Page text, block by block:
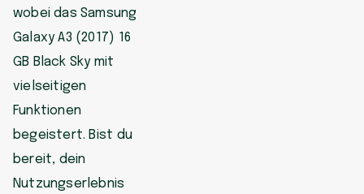
wobei das Samsung
Galaxy A3 (2017) 16
GB Black Sky mit
vielseitigen
Funktionen
begeistert. Bist du
bereit, dein
Nutzungserlebnis